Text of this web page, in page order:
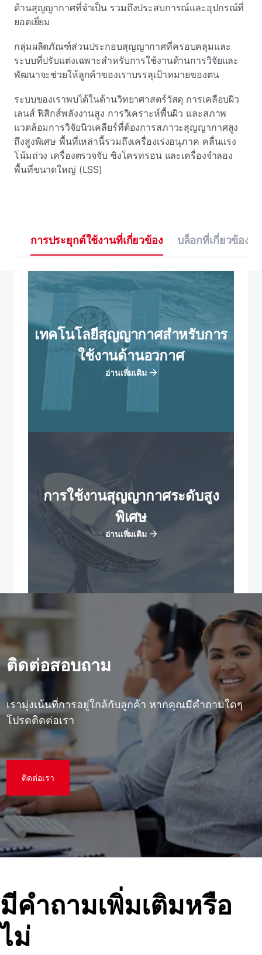
ด้านสุญญากาศที่จําเป็น รวมถึงประสบการณ์และอุปกรณ์ที่
ยอดเยี่ยม
กลุ่มผลิตภัณฑ์ส่วนประกอบสุญญากาศที่ครอบคลุมและ
ระบบที่ปรับแต่งเฉพาะสําหรับการใช้งานด้านการวิจัยและ
พัฒนาจะช่วยให้ลูกค้าของเราบรรลุเป้าหมายของตน
ระบบของเราพบได้ในด้านวิทยาศาสตร์วัสดุ การเคลือบผิว
เลนส์ ฟิสิกส์พลังงานสูง การวิเคราะห์พื้นผิว และสภาพ
แวดล้อมการวิจัยนิวเคลียร์ที่ต้องการสภาวะสุญญากาศสูง
ถึงสูงพิเศษ พื้นที่เหล่านี้รวมถึงเครื่องเร่งอนุภาค คลื่นแรง
โน้มถ่วง เครื่องตรวจจับ ซิงโครทรอน และเครื่องจําลอง
พื้นที่ขนาดใหญ่ (LSS)
การประยุกต์ใช้งานที่เกี่ยวข้อง บล็อกที่เกี่ยวข้อง
เทคโนโลยีสุญญากาศสําหรับการ
ใช้งานด้านอวกาศ
อ่านเพิ่มเติม
การใช้งานสุญญากาศระดับสูง
พิเศษ
อ่านเพิ่มเติม
ติดต่อสอบถาม
เรามุ่งเน้นที่การอยู่ใกล้กับลูกค้า หากคุณมีคําถามใดๆ
โปรดติดต่อเรา
ติดต่อเรา
มีคําถามเพิ่มเติมหรือ
ไม่